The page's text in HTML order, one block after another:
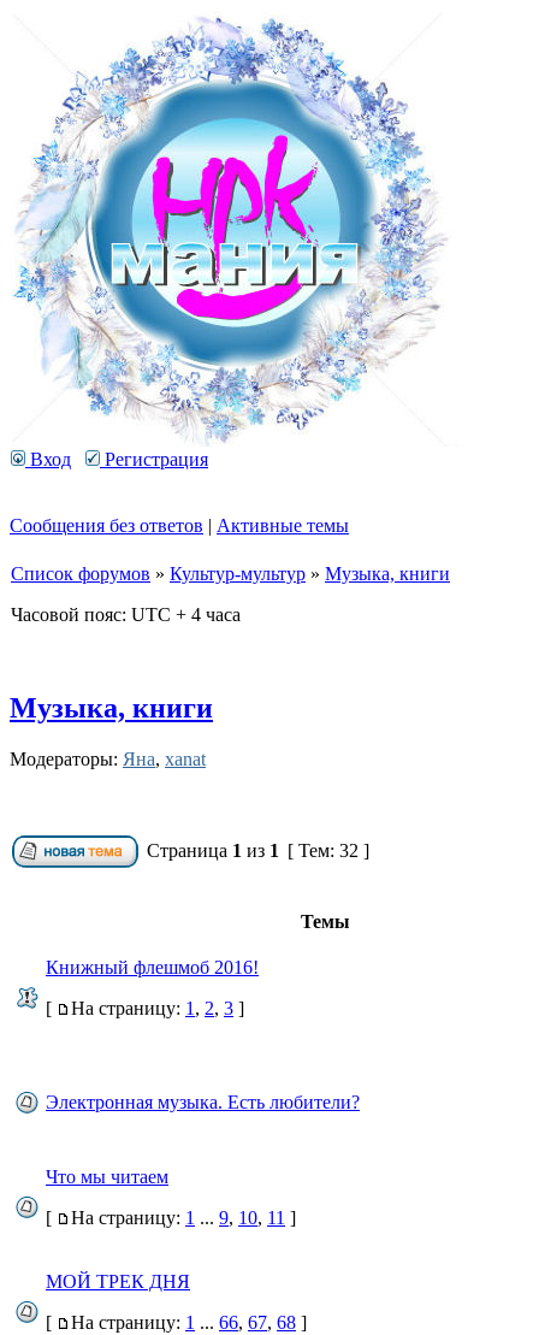
Вход Регистрация
Сообщения без ответов | Активные темы
Список форумов » Культур-мультур » Музыка, книги
Часовой пояс: UTC + 4 часа
Музыка, книги
Модераторы: Яна, xanat
Страница 1 из 1 [ Тем: 32 ]
Темы
Книжный флешмоб 2016!
[
На страницу: 1 , 2, 3 ]
Электронная музыка. Есть любители?
Что мы читаем
[
На страницу: 1 ... 9, 10, 11 ]
МОЙ ТРЕК ДНЯ
[
На страницу: 1 ... 66, 67, 68 ]